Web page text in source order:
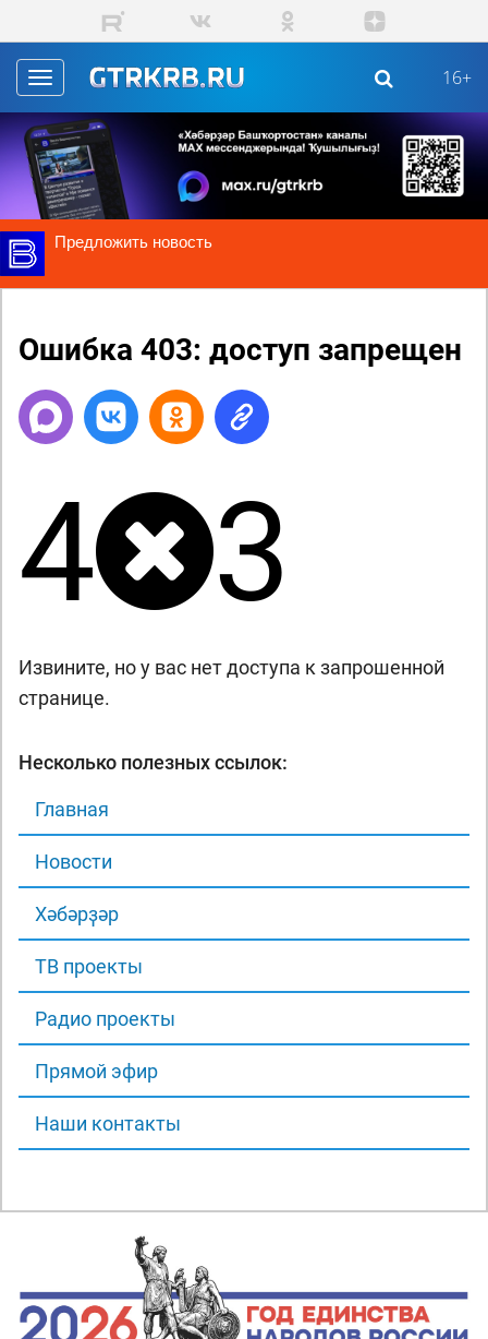
Перейти к основному содержанию
Toggle
navigation
16+
Предложить новость
Ошибка 403: доступ запрещен
4 3
Извините, но у вас нет доступа к запрошенной
странице.
Несколько полезных ссылок:
Главная
Новости
Хәбәрҙәр
ТВ проекты
Радио проекты
Прямой эфир
Наши контакты